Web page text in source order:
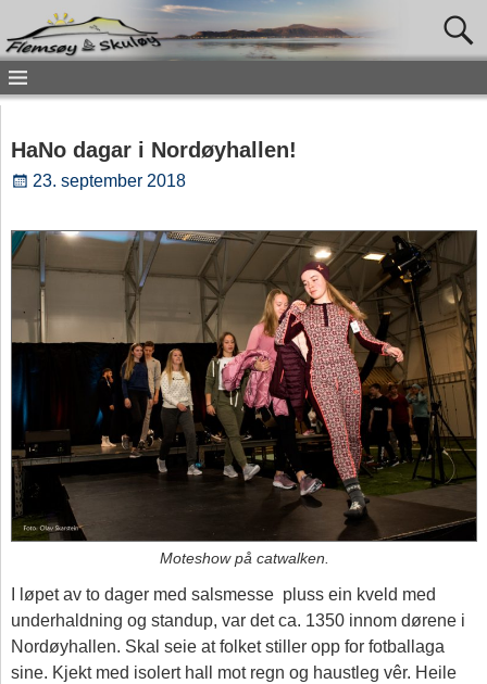
HaNo dagar i Nordøyhallen!
23. september 2018
Moteshow på catwalken.
I løpet av to dager med salsmesse pluss ein kveld med
underhaldning og standup, var det ca. 1350 innom dørene i
Nordøyhallen. Skal seie at folket stiller opp for fotballaga
sine. Kjekt med isolert hall mot regn og haustleg vêr. Heile